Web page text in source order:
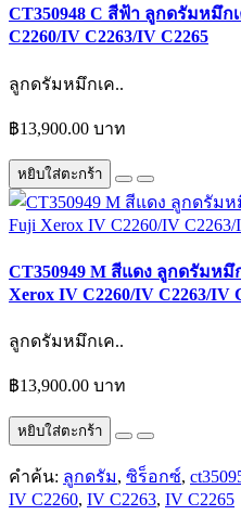
CT350948 C สีฟ้า ลูกดรัมหมึก
C2260/IV C2263/IV C2265
ลูกดรัมหมึกเค..
฿13,900.00 บาท
หยิบใส่ตะกร้า
CT350949 M สีแดง ลูกดรัมห
Xerox IV C2260/IV C2263/IV
ลูกดรัมหมึกเค..
฿13,900.00 บาท
หยิบใส่ตะกร้า
คำค้น: ลูกดรัม, ซิร็อกซ์,
IV C2260, IV C2263, IV C2265